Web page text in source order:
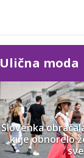
Ulična moda
Slovenka
ki je obnorelo